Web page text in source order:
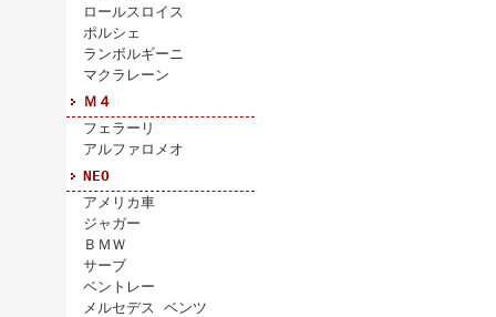
ロールスロイス
ポルシェ
ランボルギーニ
マクラレーン
Ｍ４
フェラーリ
アルファロメオ
NEO
アメリカ車
ジャガー
ＢＭＷ
サーブ
ベントレー
メルセデス ベンツ